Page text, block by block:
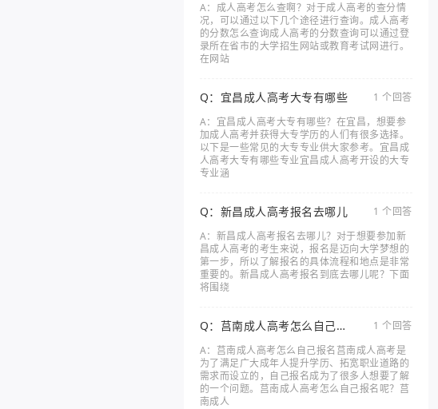
A：成人高考怎么查啊？对于成人高考的查分情
况，可以通过以下几个途径进行查询。成人高考
的分数怎么查询成人高考的分数查询可以通过登
录所在省市的大学招生网站或教育考试网进行。
在网站
Q：宜昌成人高考大专有哪些
1 个回答
A：宜昌成人高考大专有哪些？在宜昌，想要参
加成人高考并获得大专学历的人们有很多选择。
以下是一些常见的大专专业供大家参考。宜昌成
人高考大专有哪些专业宜昌成人高考开设的大专
专业涵
Q：新昌成人高考报名去哪儿
1 个回答
A：新昌成人高考报名去哪儿？对于想要参加新
昌成人高考的考生来说，报名是迈向大学梦想的
第一步，所以了解报名的具体流程和地点是非常
重要的。新昌成人高考报名到底去哪儿呢？下面
将围绕
Q：莒南成人高考怎么自己报
名
1 个回答
A：莒南成人高考怎么自己报名莒南成人高考是
为了满足广大成年人提升学历、拓宽职业道路的
需求而设立的，自己报名成为了很多人想要了解
的一个问题。莒南成人高考怎么自己报名呢？莒
南成人